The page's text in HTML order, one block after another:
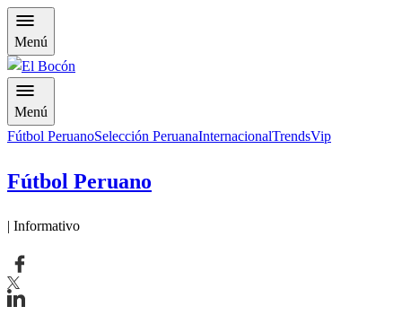
Menú
Menú
Fútbol PeruanoSelección PeruanaInternacionalTrendsVip
Fútbol Peruano
| Informativo